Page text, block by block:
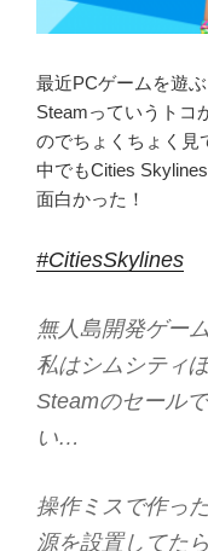
最近PCゲームを遊
Steamっていうトコ
のでちょくちょく見
中でもCities
面白かった！
#CitiesSkylines
無人島開発ゲー
私はシムシティ
Steamのセール
い…
操作ミスで作っ
源を設置してたら